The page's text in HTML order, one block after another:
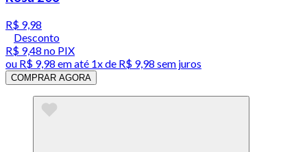
R$ 9,98
Desconto
R$ 9,48 no PIX
ou R$ 9,98 em até 1x de R$ 9,98 sem juros
COMPRAR AGORA